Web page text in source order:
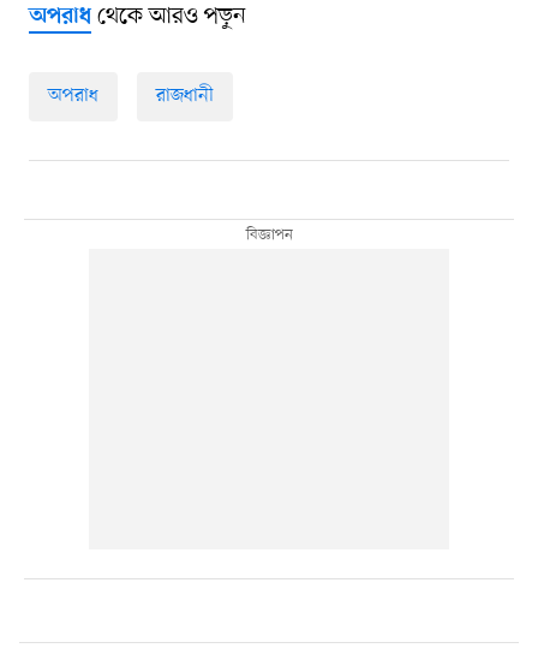
অপরাধথেকে আরও পড়ুন
অপরাধ রাজধানী